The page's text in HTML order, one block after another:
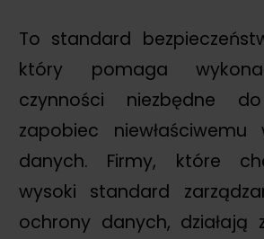
To standard
który pomaga
czynności niezbędne
zapobiec niewłaściwemu
danych. Firmy, które
wysoki standard
ochrony danych, działają